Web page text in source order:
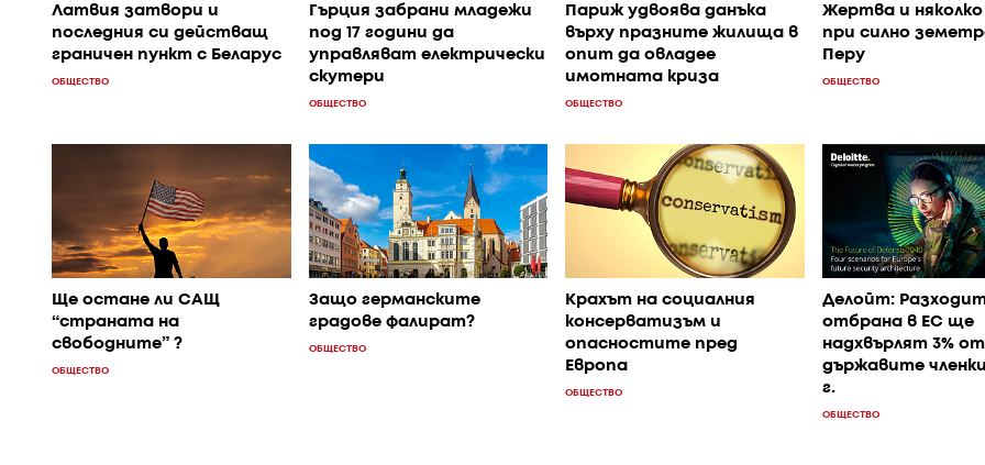
Латвия затвори и
последния си действащ
граничен пункт с Беларус
ОБЩЕСТВО
Гърция забрани младежи
под 17 години да
управляват електрически
скутери
ОБЩЕСТВО
Париж удвоява данъка
върху празните жилища в
опит да овладее
имотната криза
ОБЩЕСТВО
Жертва и няколко
при силно
Перу
ОБЩЕСТВО
Ще остане ли САЩ
“страната на
свободните” ?
ОБЩЕСТВО
Защо германските
градове фалират?
ОБЩЕСТВО
Крахът на социалния
консерватизъм и
опасностите пред
Европа
ОБЩЕСТВО
Делойт:
отбрана в ЕС ще
надхвърлят 3%
държавите
г.
ОБЩЕСТВО